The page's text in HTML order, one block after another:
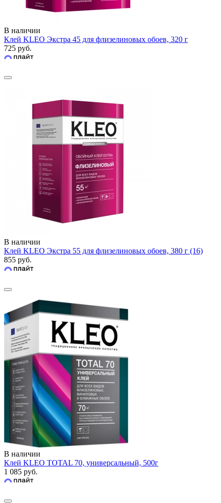
В наличии
Клей KLEO Экстра 45 для флизелиновых обоев, 320 г
725 руб.
В наличии
Клей KLEO Экстра 55 для флизелиновых обоев, 380 г (16)
855 руб.
В наличии
Клей KLEO TOTAL 70, универсальный, 500г
1 085 руб.